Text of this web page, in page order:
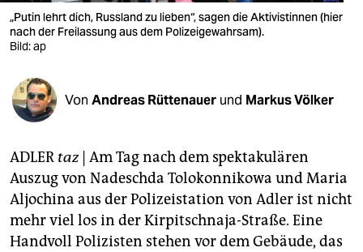
verlag
veranstaltungen
fragen & hilfe
abo
genossenschaft
epaper login
„Putin lehrt dich, Russland zu lieben“, sagen die Aktivistinnen (hier
nach der Freilassung aus dem Polizeigewahrsam).
Bild: ap
Von Andreas Rüttenauer und Markus Völker
ADLER taz| Am Tag nach dem spektakulären
Auszug von Nadeschda Tolokonnikowa und Maria
Aljochina aus der Polizeistation von Adler ist nicht
mehr viel los in der Kirpitschnaja-Straße. Eine
Handvoll Polizisten stehen vor dem Gebäude, das